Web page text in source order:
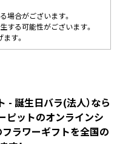
場合がございます。
する可能性がございます。
す。
- 誕生日バラ(法人）なら
ピットのオンラインシ
ラワーギフトを全国の